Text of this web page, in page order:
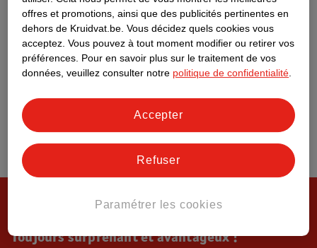
Toujours surprenant et avantageux !
offres et promotions, ainsi que des publicités pertinentes en
dehors de Kruidvat.be. Vous décidez quels cookies vous
acceptez. Vous pouvez à tout moment modifier ou retirer vos
préférences. Pour en savoir plus sur le traitement de vos
données, veuillez consulter notre politique de confidentialité
Paramétrer les cookies
Refuser
Accepter